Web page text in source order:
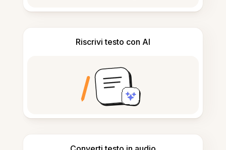
Riscrivi testo con AI